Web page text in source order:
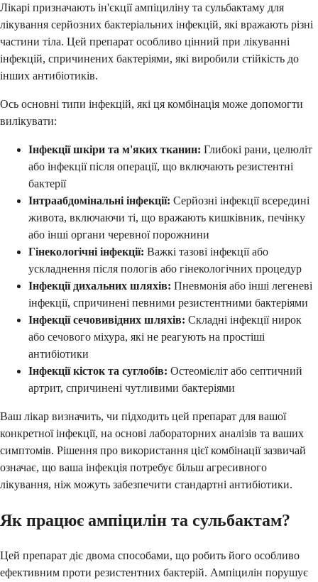
Лікарі призначають ін'єкції ампіциліну та сульбактаму для
лікування серйозних бактеріальних інфекцій, які вражають різні
частини тіла. Цей препарат особливо цінний при лікуванні
інфекцій, спричинених бактеріями, які виробили стійкість до
інших антибіотиків.
Ось основні типи інфекцій, які ця комбінація може допомогти
вилікувати:
Інфекції шкіри та м'яких тканин: Глибокі рани, целюліт
або інфекції після операції, що включають резистентні
бактерії
Інтраабдомінальні інфекції: Серйозні інфекції всередині
живота, включаючи ті, що вражають кишківник, печінку
або інші органи черевної порожнини
Гінекологічні інфекції: Важкі тазові інфекції або
ускладнення після пологів або гінекологічних процедур
Інфекції дихальних шляхів: Пневмонія або інші легеневі
інфекції, спричинені певними резистентними бактеріями
Інфекції сечовивідних шляхів: Складні інфекції нирок
або сечового міхура, які не реагують на простіші
антибіотики
Інфекції кісток та суглобів: Остеомієліт або септичний
артрит, спричинені чутливими бактеріями
Ваш лікар визначить, чи підходить цей препарат для вашої
конкретної інфекції, на основі лабораторних аналізів та ваших
симптомів. Рішення про використання цієї комбінації зазвичай
означає, що ваша інфекція потребує більш агресивного
лікування, ніж можуть забезпечити стандартні антибіотики.
Як працює ампіцилін та сульбактам?
Цей препарат діє двома способами, що робить його особливо
ефективним проти резистентних бактерій. Ампіцилін порушує